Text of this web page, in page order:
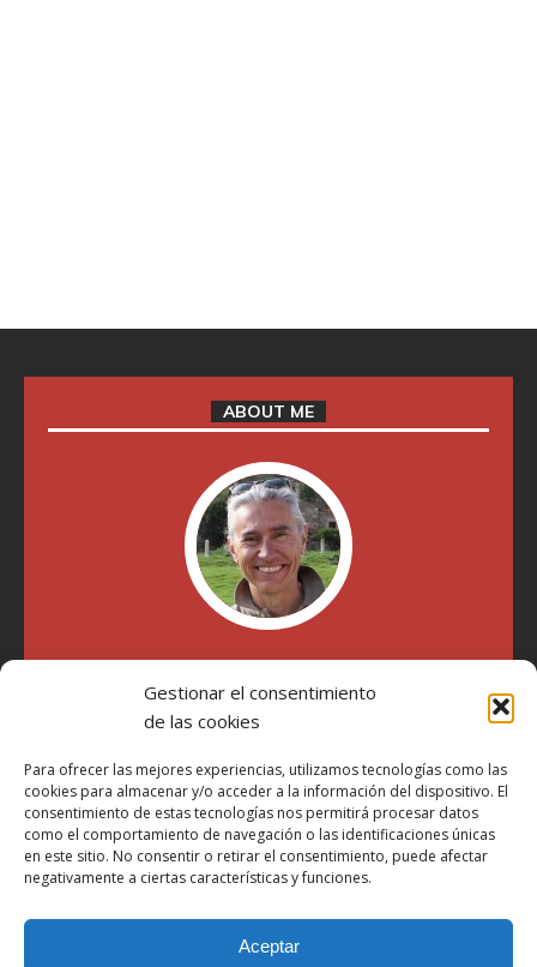
Gestionar el consentimiento
de las cookies
Para ofrecer las mejores experiencias, utilizamos tecnologías como las
cookies para almacenar y/o acceder a la información del dispositivo. El
consentimiento de estas tecnologías nos permitirá procesar datos
como el comportamiento de navegación o las identificaciones únicas
en este sitio. No consentir o retirar el consentimiento, puede afectar
negativamente a ciertas características y funciones.
Aceptar
ABOUT ME
año 2007 he escrito sobre motos en distintos medios.
Millatrece.com es una apuesta por escribir sobre lo que me
participa"
Aviso Legal
Política de Privacidad
Política de Cookies
Más Información sobre Cookies